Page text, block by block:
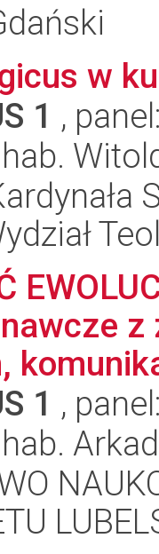
w
1 ,
1 ,